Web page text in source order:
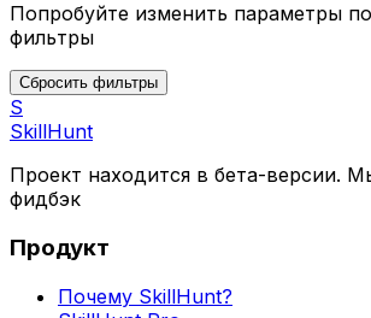
Попробуйте изменить параметры
фильтры
Сбросить фильтры
S
SkillHunt
Проект находится в бета-версии.
фидбэк
Продукт
Почему SkillHunt?